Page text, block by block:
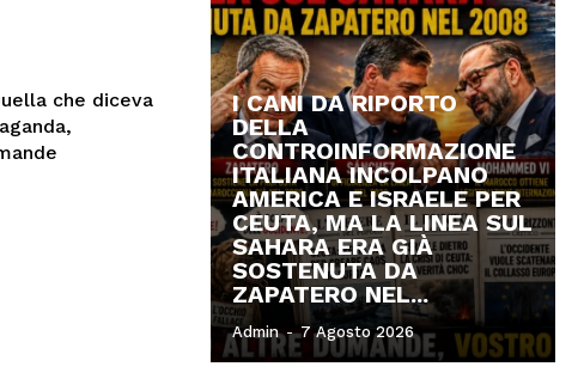
che diceva
I CANI DA RIPORTO
DELLA
CONTROINFORMAZIONE
ITALIANA INCOLPANO
AMERICA E ISRAELE PER
CEUTA, MA LA LINEA SUL
SAHARA ERA GIÀ
SOSTENUTA DA
ZAPATERO NEL...
Admin - 7 Agosto 2026